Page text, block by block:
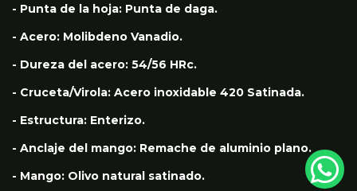
- Punta de la hoja: Punta de daga.
- Acero: Molibdeno Vanadio.
- Dureza del acero: 54/56 HRc.
- Cruceta/Virola: Acero inoxidable 420 Satinada.
- Estructura: Enterizo.
- Anclaje del mango: Remache de aluminio plano.
- Mango: Olivo natural satinado.